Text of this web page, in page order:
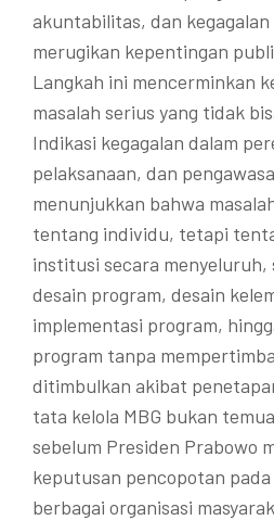
akuntabilitas, dan
merugikan kepentingan
Langkah ini mencerminkan
masalah serius yang tidak
Indikasi kegagalan dalam
pelaksanaan, dan
menunjukkan bahwa
tentang individu, tetapi
institusi secara
desain program, desain
implementasi program,
program tanpa
ditimbulkan akibat
tata kelola MBG bukan
sebelum Presiden Prabowo
keputusan pencopotan
berbagai organisasi